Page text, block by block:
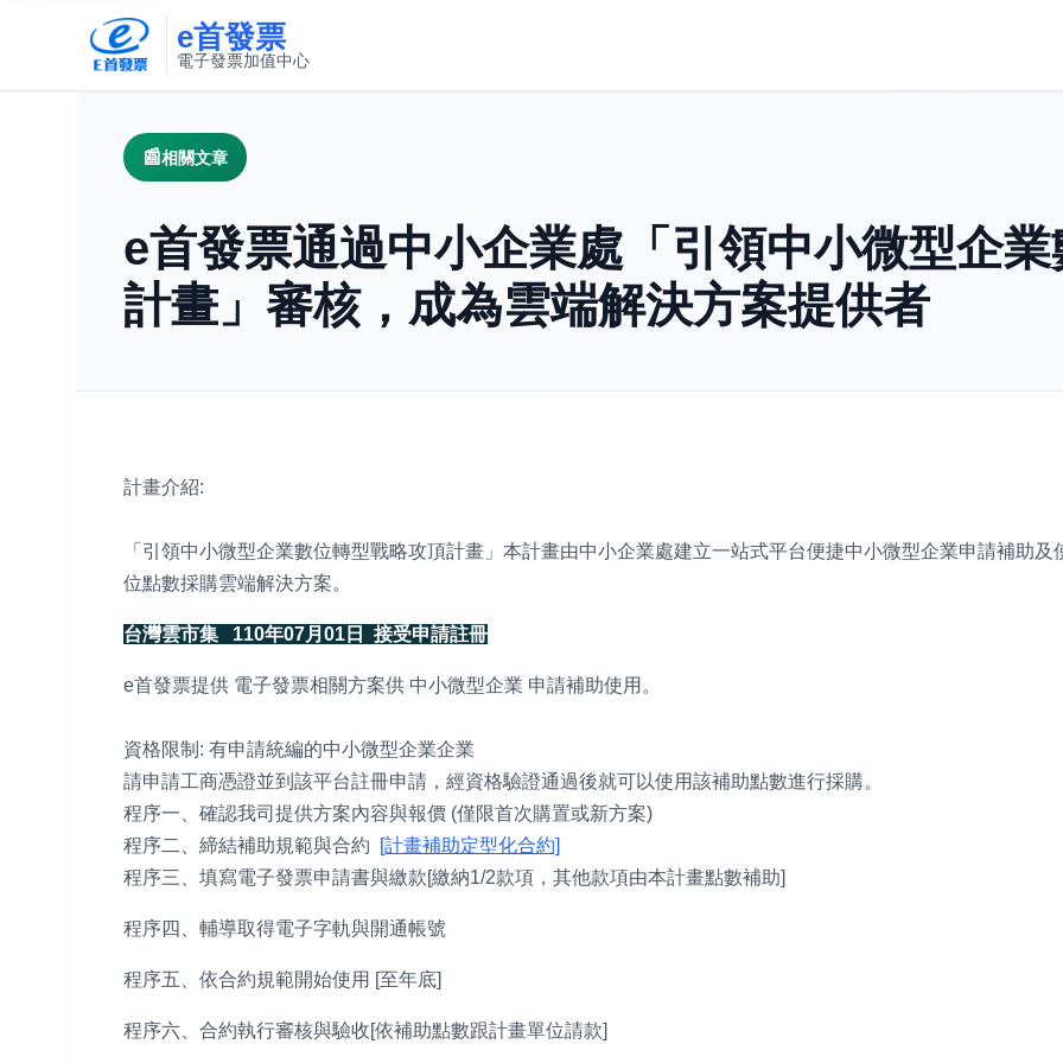
e首發票
電子發票加值中心
相關文章
e首發票通過中小企業處「引領中小微型企
計畫」審核，成為雲端解決方案提供者
計畫介紹:
「引領中小微型企業數位轉型戰略攻頂計畫」本計畫由中小企業處建立一站式平台便捷中小微型企業申請補助及
位點數採購雲端解決方案。
台灣雲市集 110年07月01日 接受申請註冊
e首發票提供 電子發票相關方案供 中小微型企業 申請補助使用。
資格限制: 有申請統編的中小微型企業企業
請申請工商憑證並到該平台註冊申請，經資格驗證通過後就可以使用該補助點數進行採購。
程序一、確認我司提供方案內容與報價 (僅限首次購置或新方案)
程序二、締結補助規範與合約
[計畫補助定型化合約]
程序三、填寫電子發票申請書與繳款[繳納1/2款項，其他款項由本計畫點數補助]
程序四、輔導取得電子字軌與開通帳號
程序五、依合約規範開始使用 [至年底]
程序六、合約執行審核與驗收[依補助點數跟計畫單位請款]